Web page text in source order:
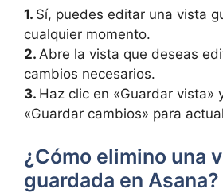
1. Sí, puedes editar una vista
cualquier momento.
2. Abre la vista que deseas
cambios necesarios.
3. Haz clic en «Guardar vista»
«Guardar cambios» para
¿Cómo elimino una
guardada en Asana?